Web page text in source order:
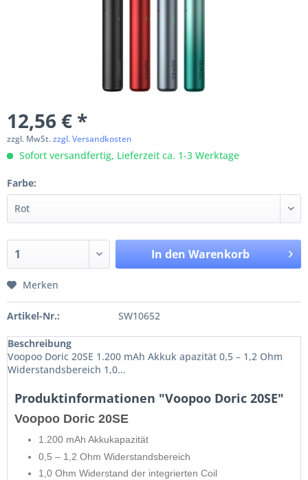
12,56 € *
zzgl. MwSt.zzgl. Versandkosten
Sofort versandfertig, Lieferzeit ca. 1-3 Werktage
Farbe:
In den Warenkorb
Merken
Artikel-Nr.: SW10652
Beschreibung
Voopoo Doric 20SE 1.200 mAh Akkuk apazität 0,5 – 1,2 Ohm
Widerstandsbereich 1,0...
Produktinformationen "Voopoo Doric 20SE"
Voopoo Doric 20SE
1.200 mAh Akkukapazität
0,5 – 1,2 Ohm Widerstandsbereich
1,0 Ohm Widerstand der integrierten Coil